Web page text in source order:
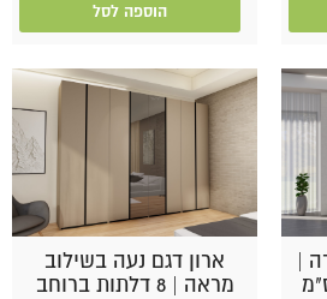
הוספה לסל
|
ארון דגם נעה בשילוב
מראה | 8 דלתות ברוחב